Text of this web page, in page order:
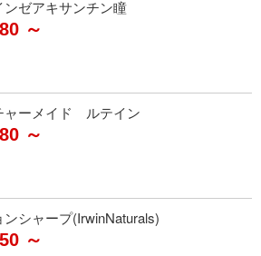
ンゼアキサンチン瞳
～
ャーメイド ルテイン
～
ンシャープ(IrwinNaturals)
～